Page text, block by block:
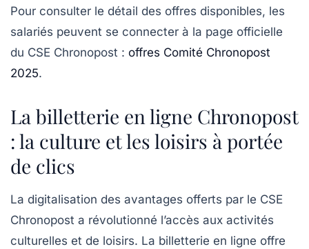
Pour consulter le détail des offres disponibles, les
salariés peuvent se connecter à la page officielle
du CSE Chronopost : offres Comité Chronopost
2025.
La billetterie en ligne Chronopost
: la culture et les loisirs à portée
de clics
La digitalisation des avantages offerts par le CSE
Chronopost a révolutionné l’accès aux activités
culturelles et de loisirs. La billetterie en ligne offre